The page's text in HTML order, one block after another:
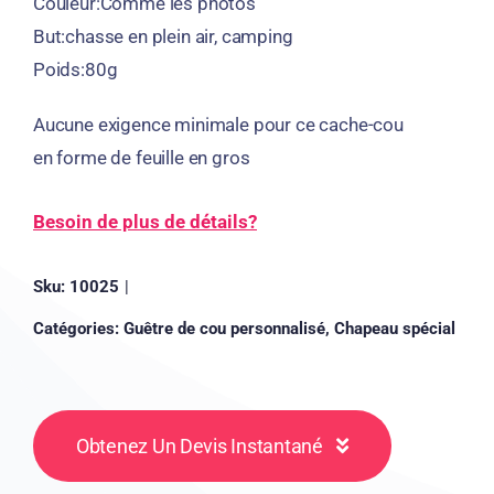
But:chasse en plein air, camping
Poids:80g
Aucune exigence minimale pour ce cache-cou
en forme de feuille en gros
Besoin de plus de détails?
Sku: 10025 |
Catégories: Guêtre de cou personnalisé, Chapeau spécial
Obtenez Un Devis Instantané